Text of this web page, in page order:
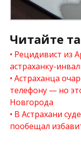
Читайте
Рецидивист из
астраханку-
Астраханца
телефону — но
Новгорода
В Астрахани
пообещал